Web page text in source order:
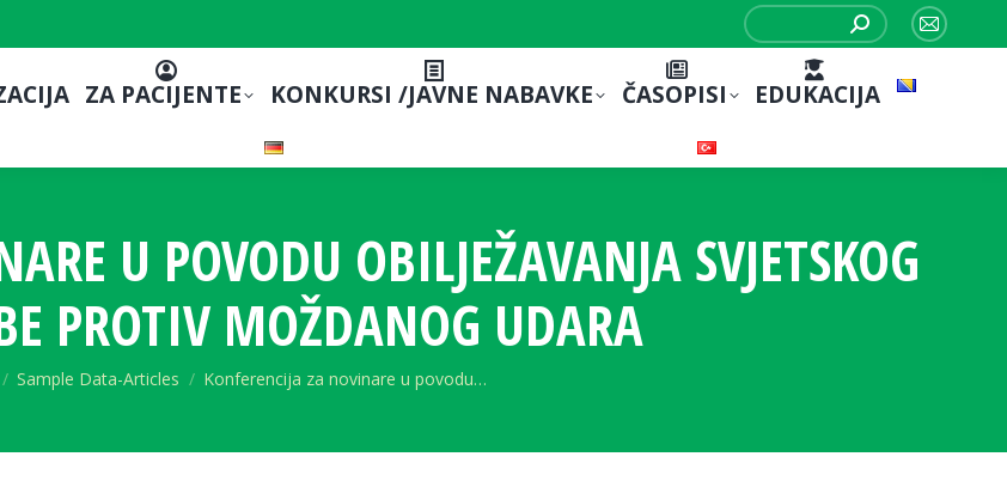
Search:
Mail
ZA PACIJENTE KONKURSI /JAVNE NABAVKE ČASOPISI EDUKACIJA
U POVODU OBILJEŽAVANJA SVJETSKOG
PROTIV MOŽDANOG UDARA
Sample Data-Articles Konferencija za novinare u povodu…